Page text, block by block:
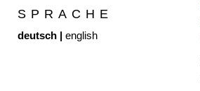
SPRACHE
deutsch | english